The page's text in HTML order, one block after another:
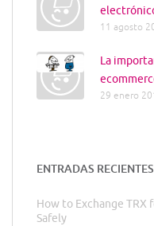
11 agosto
La
29 enero
ENTRADAS RECIENTES
How to Exchange TRX
Safely